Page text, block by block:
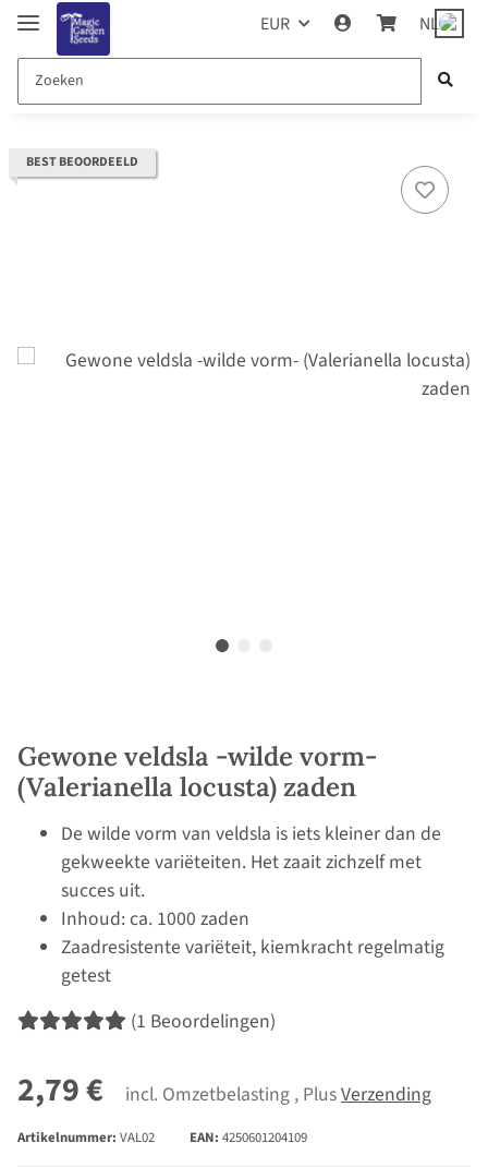
EUR NL
BEST BEOORDEELD
Gewone veldsla -wilde vorm-
(Valerianella locusta) zaden
De wilde vorm van veldsla is iets kleiner dan de
gekweekte variëteiten. Het zaait zichzelf met
succes uit.
Inhoud: ca. 1000 zaden
Zaadresistente variëteit, kiemkracht regelmatig
getest
(1 Beoordelingen)
2,79 € incl. Omzetbelasting , PlusVerzending
Artikelnummer: VAL02 EAN: 4250601204109